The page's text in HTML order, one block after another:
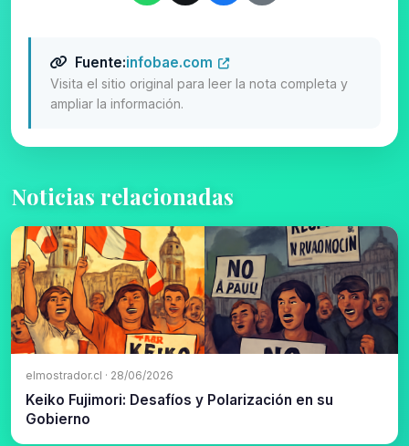
Fuente:infobae.com
Visita el sitio original para leer la nota completa y
ampliar la información.
Noticias relacionadas
elmostrador.cl · 28/06/2026
Keiko Fujimori: Desafíos y Polarización en su
Gobierno